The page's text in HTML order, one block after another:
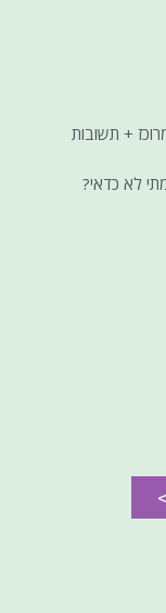
+ תשובות
לא כדאי?